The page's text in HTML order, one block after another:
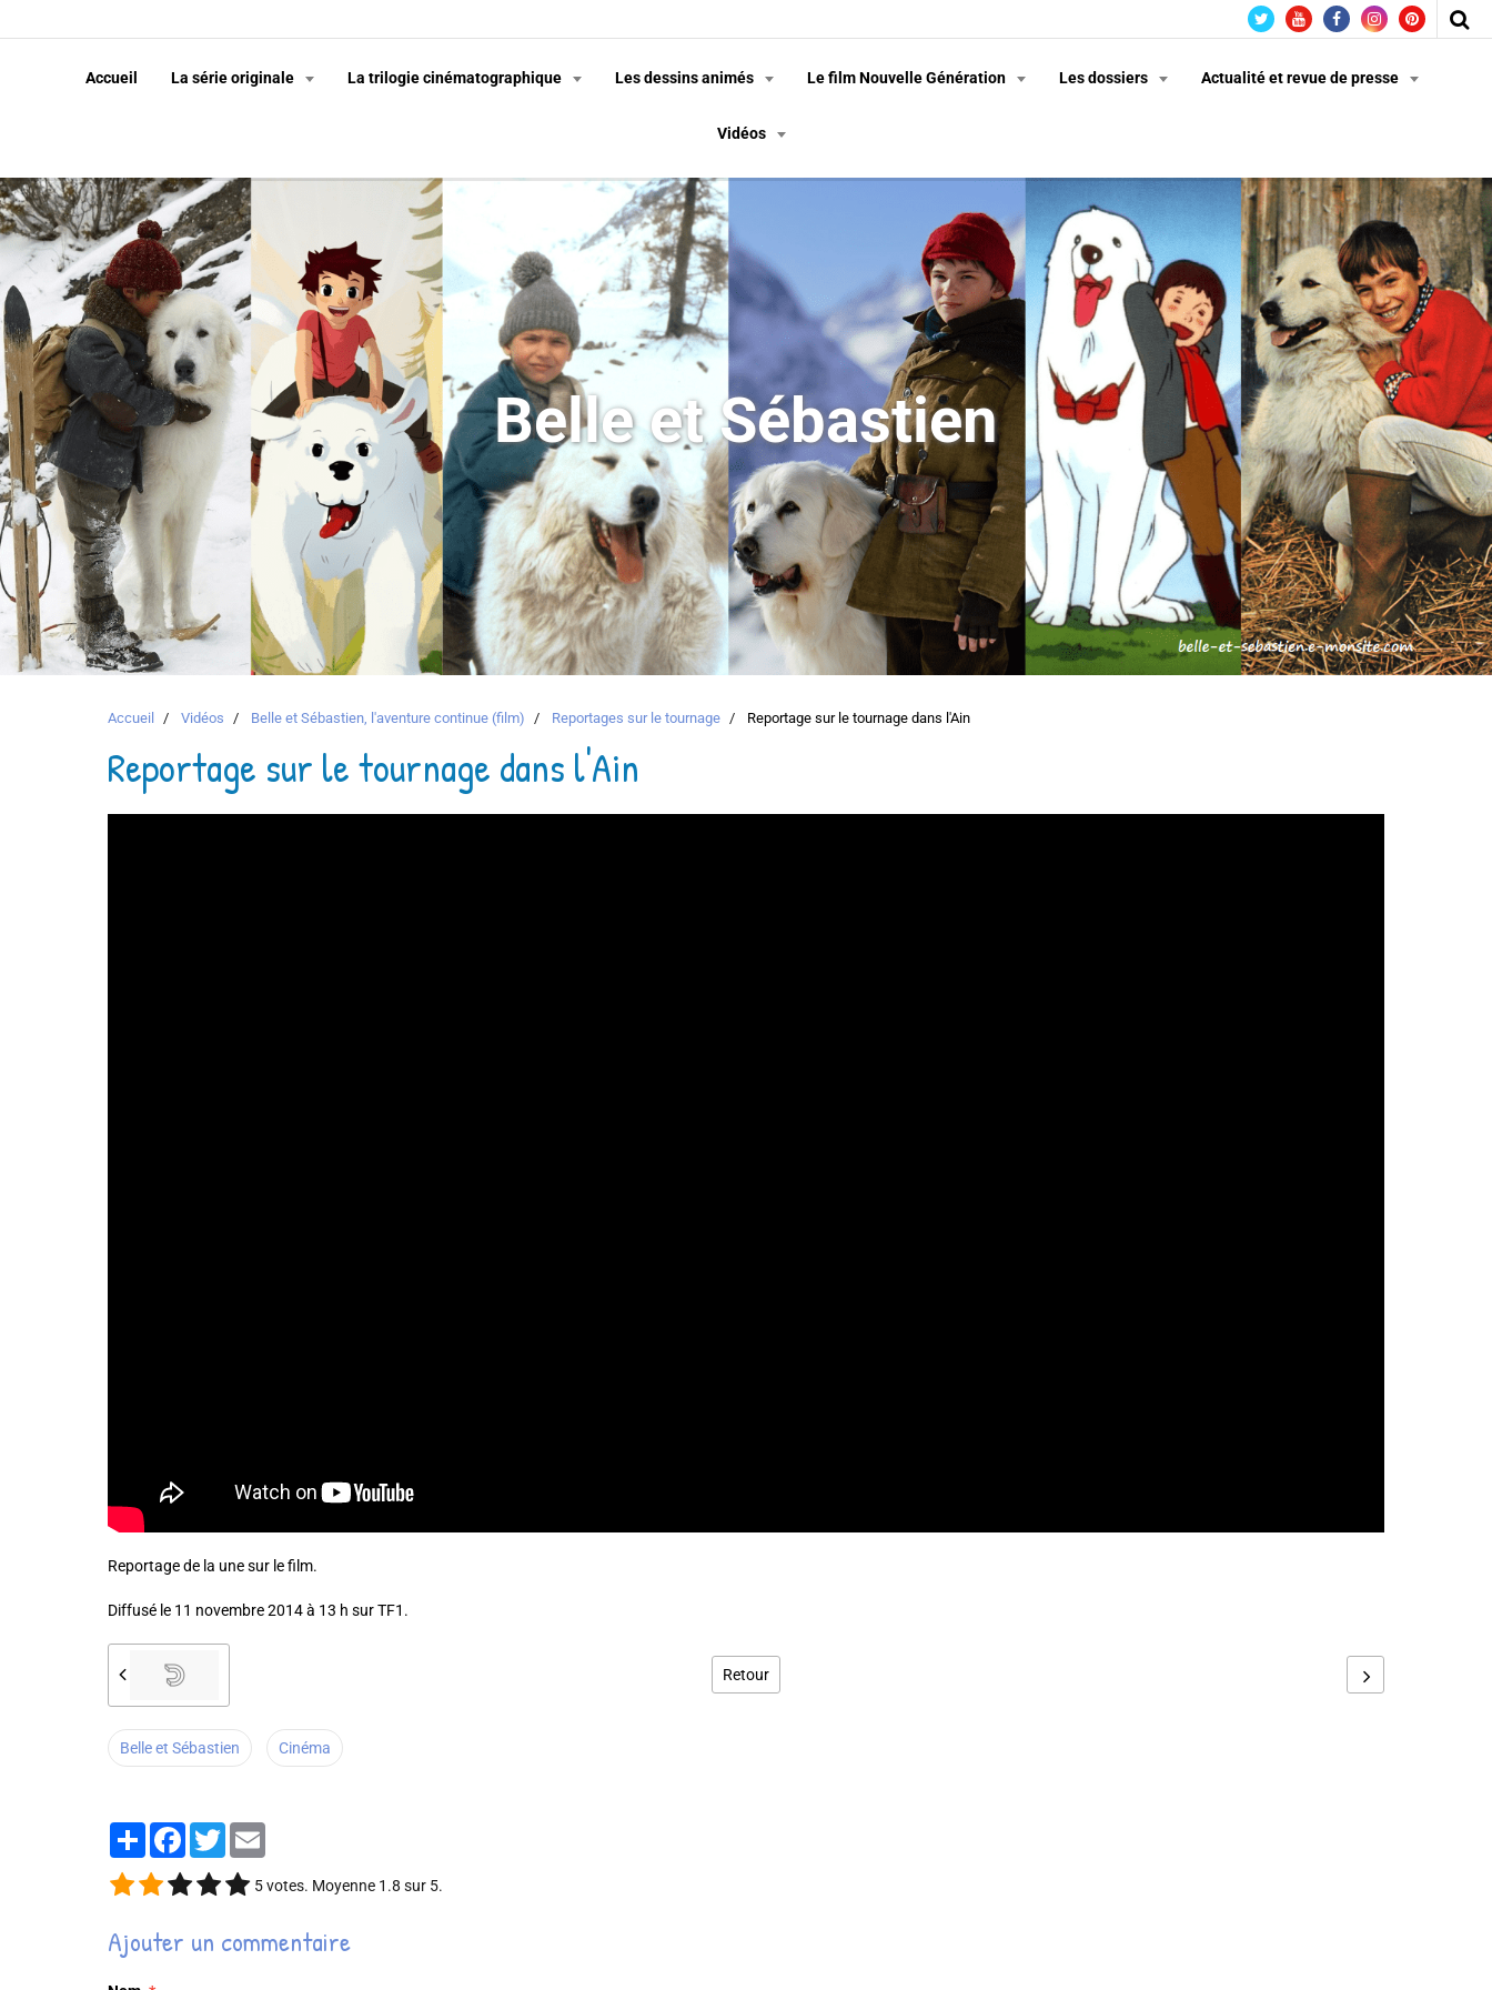
Accueil La série originale La trilogie cinématographique Les dessins animés Le film Nouvelle Génération Les dossiers Actualité et revue de presse
Vidéos
Belle et Sébastien
Accueil Vidéos Belle et Sébastien, l'aventure continue (film) Reportages sur le tournage Reportage sur le tournage dans l'Ain
Reportage sur le tournage dans l'Ain
Reportage de la une sur le film.
Diffusé le 11 novembre 2014 à 13 h sur TF1.
Retour
Belle et Sébastien Cinéma
PartagerFacebook
Twitter
5votes. Moyenne 1.8 sur 5.
Ajouter un commentaire